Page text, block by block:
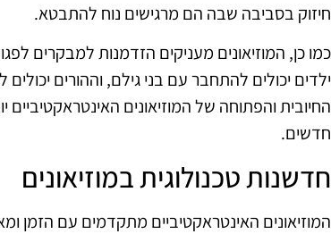
חיזוק בסביבה שבה הם מרגישים נוח להתבטא.
כמו כן, המוזיאונים מעניקים הזדמנות למבקרים
ילדים יכולים להתחבר עם בני גילם, וההורים
החיובית והפתוחה של המוזיאונים
חדשים.
חדשנות טכנולוגית במוזיאונים
המוזיאונים האינטראקטיביים מתקדמים עם הזמן